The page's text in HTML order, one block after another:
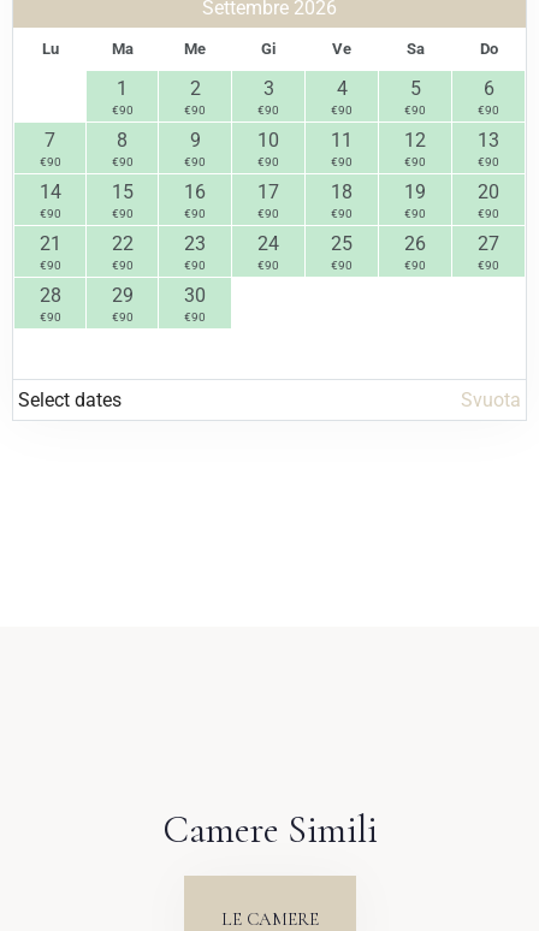
Settembre 2026
Lu Ma Me Gi Ve Sa Do
1
€90
2
€90
3
€90
4
€90
5
€90
6
€90
7
€90
8
€90
9
€90
10
€90
11
€90
12
€90
13
€90
14
€90
15
€90
16
€90
17
€90
18
€90
19
€90
20
€90
21
€90
22
€90
23
€90
24
€90
25
€90
26
€90
27
€90
28
€90
29
€90
30
€90
Select dates Svuota
Camere Simili
LE CAMERE